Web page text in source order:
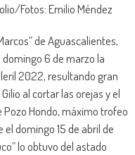
Fotos: Emilio Méndez
de Aguascalientes,
6 de marzo la
2022, resultando gran
al cortar las orejas y el
Pozo Hondo, máximo trofeo
domingo 15 de abril de
lo obtuvo del astado